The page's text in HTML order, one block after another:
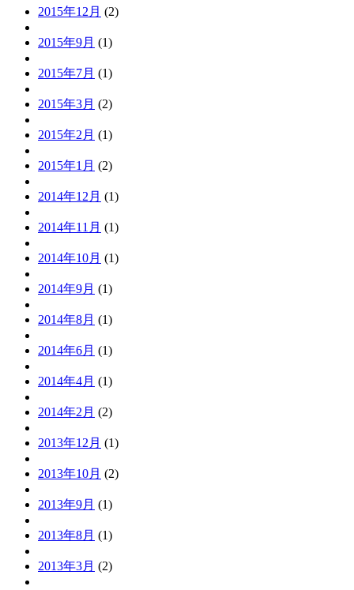
2015年12月 (2)
2015年9月 (1)
2015年7月 (1)
2015年3月 (2)
2015年2月 (1)
2015年1月 (2)
2014年12月 (1)
2014年11月 (1)
2014年10月 (1)
2014年9月 (1)
2014年8月 (1)
2014年6月 (1)
2014年4月 (1)
2014年2月 (2)
2013年12月 (1)
2013年10月 (2)
2013年9月 (1)
2013年8月 (1)
2013年3月 (2)